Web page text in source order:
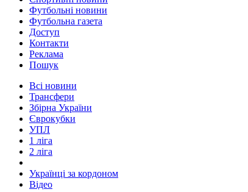
Футбольні новини
Футбольна газета
Доступ
Контакти
Реклама
Пошук
Всі новини
Трансфери
Збірна України
Єврокубки
УПЛ
1 ліга
2 ліга
Українці за кордоном
Відео